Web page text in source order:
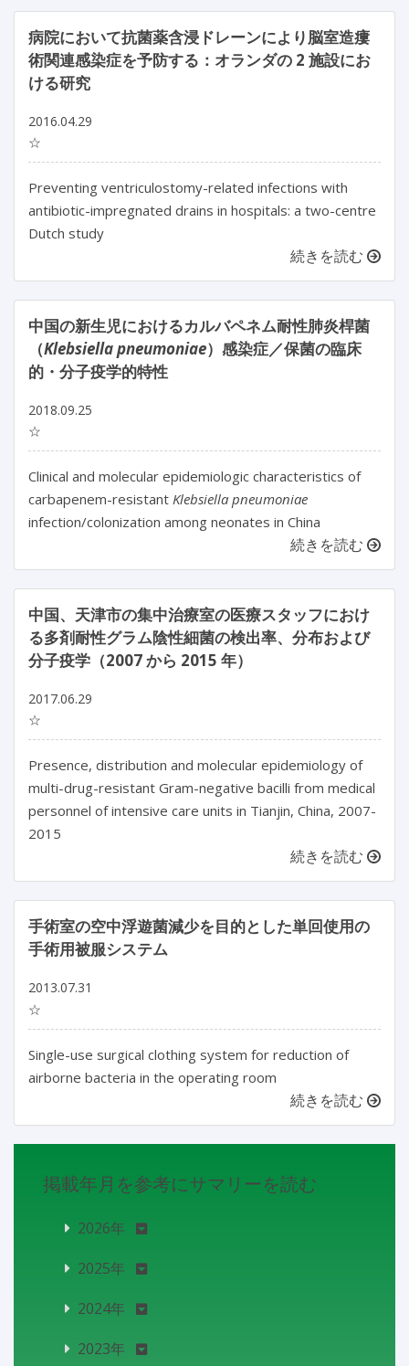
病院において抗菌薬含浸ドレーンにより脳室造瘻
術関連感染症を予防する：オランダの 2 施設にお
ける研究
2016.04.29
☆
Preventing ventriculostomy-related infections with
antibiotic-impregnated drains in hospitals: a two-centre
Dutch study
続きを読む
中国の新生児におけるカルバペネム耐性肺炎桿菌
（Klebsiella pneumoniae）感染症／保菌の臨床
的・分子疫学的特性
2018.09.25
☆
Clinical and molecular epidemiologic characteristics of
carbapenem-resistant Klebsiella pneumoniae
infection/colonization among neonates in China
続きを読む
中国、天津市の集中治療室の医療スタッフにおけ
る多剤耐性グラム陰性細菌の検出率、分布および
分子疫学（2007 から 2015 年）
2017.06.29
☆
Presence, distribution and molecular epidemiology of
multi-drug-resistant Gram-negative bacilli from medical
personnel of intensive care units in Tianjin, China, 2007-
2015
続きを読む
手術室の空中浮遊菌減少を目的とした単回使用の
手術用被服システム
2013.07.31
☆
Single-use surgical clothing system for reduction of
airborne bacteria in the operating room
続きを読む
掲載年月を参考にサマリーを読む
2026年
2025年
2024年
2023年